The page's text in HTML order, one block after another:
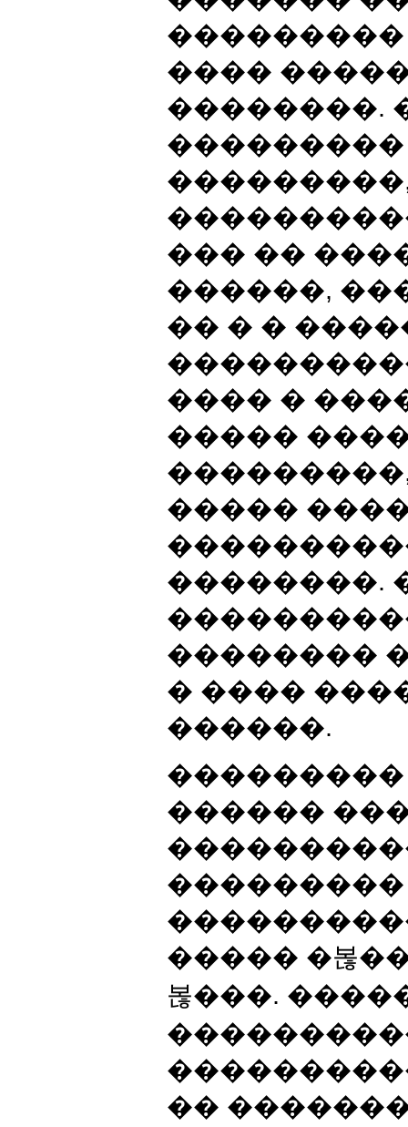
����
��������.
���������
��� ��
������,
�� � �
���� �
�����
�����
��������.
��������
� ����
������.
������
����� �볺
볺���.
��